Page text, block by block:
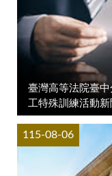
臺灣高等法院臺
工特殊訓練活動新
115-08-06